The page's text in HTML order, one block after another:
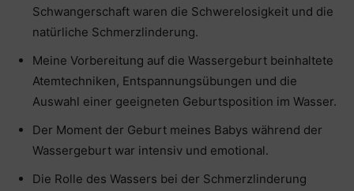
Schwangerschaft waren die Schwerelosigkeit und die
natürliche Schmerzlinderung.
Meine Vorbereitung auf die Wassergeburt beinhaltete
Atemtechniken, Entspannungsübungen und die
Auswahl einer geeigneten Geburtsposition im Wasser.
Der Moment der Geburt meines Babys während der
Wassergeburt war intensiv und emotional.
Die Rolle des Wassers bei der Schmerzlinderung